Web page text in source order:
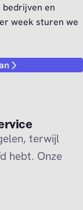
en
week sturen we
terwijl
hebt. Onze